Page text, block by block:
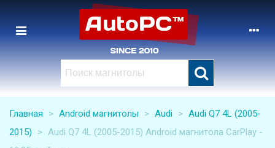
Главная > Android магнитолы > Audi > Audi Q7 4L (2005-
2015)
> Audi Q7 4L (2005-2015) Android магнитола CarPlay -